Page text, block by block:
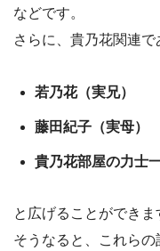
などです。
さらに、貴乃花関連で
若乃花（実兄）
藤田紀子（実母）
貴乃花部屋の力士
と広げることができま
そうなると、これら